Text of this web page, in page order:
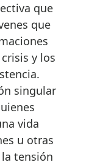
que
que
y los
singular
vida
u otras
tensión